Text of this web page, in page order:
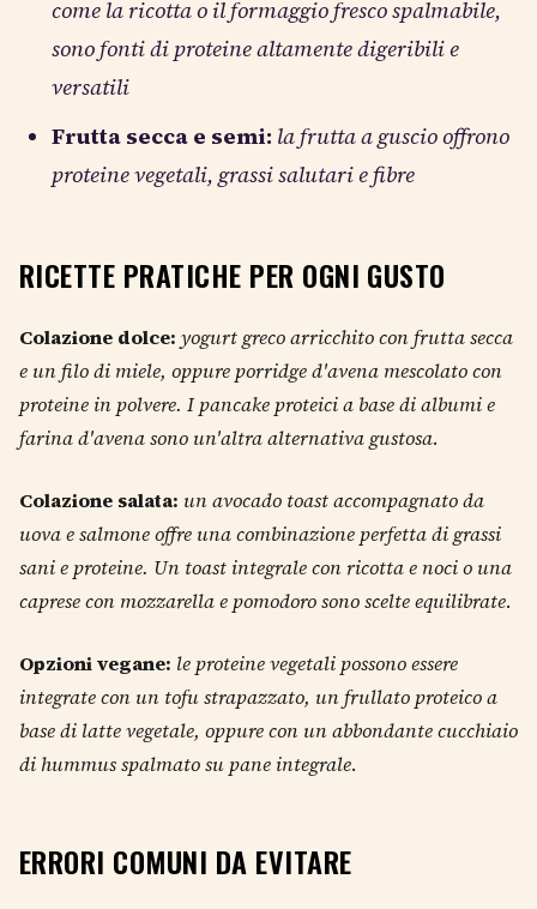
come la ricotta o il formaggio fresco spalmabile,
sono fonti di proteine altamente digeribili e
versatili
Frutta secca e semi: la frutta a guscio offrono
proteine vegetali, grassi salutari e fibre
RICETTE PRATICHE PER OGNI GUSTO
Colazione dolce: yogurt greco arricchito con frutta secca
e un filo di miele, oppure porridge d'avena mescolato con
proteine in polvere. I pancake proteici a base di albumi e
farina d'avena sono un'altra alternativa gustosa.
Colazione salata: un avocado toast accompagnato da
uova e salmone offre una combinazione perfetta di grassi
sani e proteine. Un toast integrale con ricotta e noci o una
caprese con mozzarella e pomodoro sono scelte equilibrate.
Opzioni vegane: le proteine vegetali possono essere
integrate con un tofu strapazzato, un frullato proteico a
base di latte vegetale, oppure con un abbondante cucchiaio
di hummus spalmato su pane integrale.
ERRORI COMUNI DA EVITARE